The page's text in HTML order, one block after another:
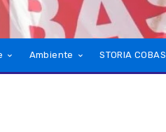
Ambiente STORIA COBAS